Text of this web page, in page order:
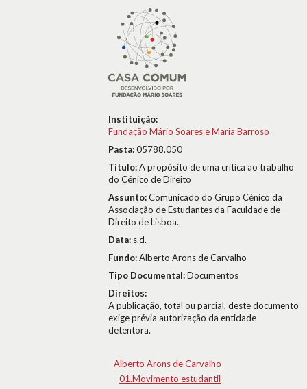
Instituição:
Fundação Mário Soares e Maria Barroso
Pasta:05788.050
Título:A propósito de uma crítica ao trabalho
do Cénico de Direito
Assunto:Comunicado do Grupo Cénico da
Associação de Estudantes da Faculdade de
Direito de Lisboa.
Data: s.d.
Fundo:Alberto Arons de Carvalho
Tipo Documental:Documentos
Direitos:
A publicação, total ou parcial, deste documento
exige prévia autorização da entidade
detentora.
Alberto Arons de Carvalho
01.Movimento estudantil